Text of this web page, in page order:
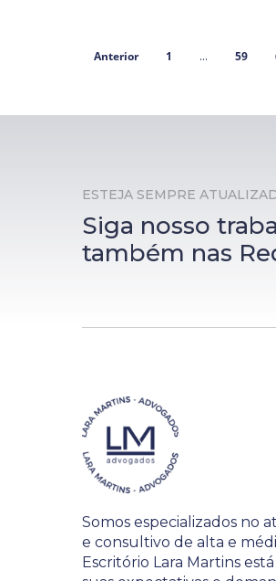
Anterior 1 … 59
ESTEJA SEMPRE
Siga nosso
também nas
Somos especializados no
e consultivo de alta e
Escritório Lara Martins